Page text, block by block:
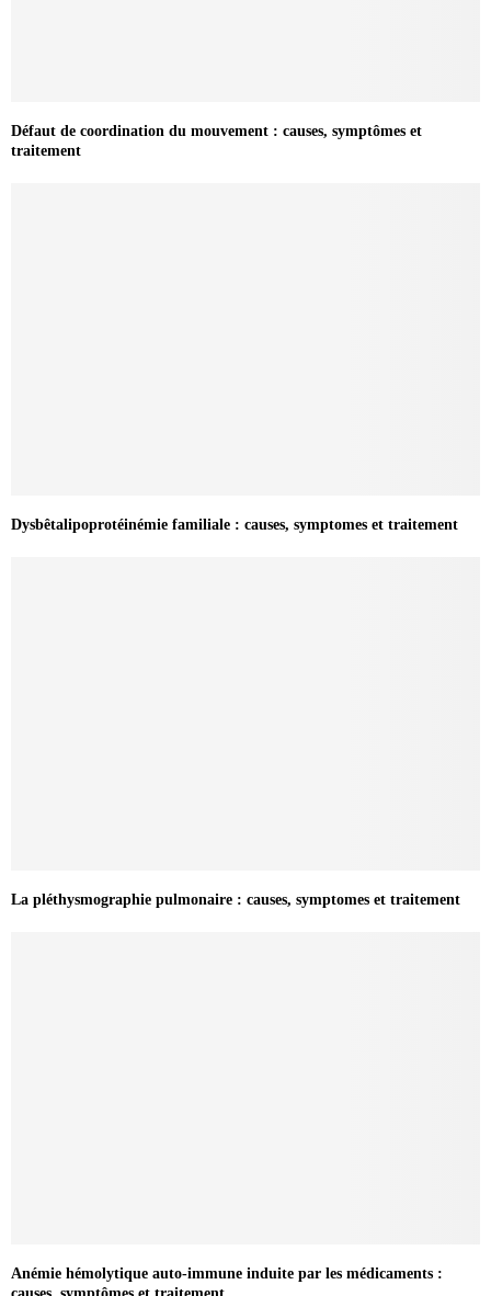
Défaut de coordination du mouvement : causes, symptômes et
traitement
Dysbêtalipoprotéinémie familiale : causes, symptomes et traitement
La pléthysmographie pulmonaire : causes, symptomes et traitement
Anémie hémolytique auto-immune induite par les médicaments :